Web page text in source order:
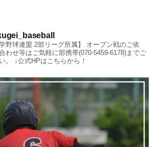
野球連盟 2部リーグ所属】
オープン戦のご依
わせ等はご気軽に部携帯(070-5459-6178)までご
。
↓公式HPはこちらから！